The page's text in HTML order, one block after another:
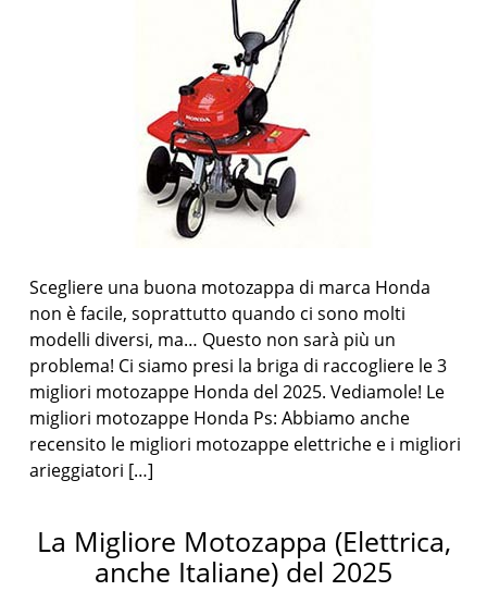
Scegliere una buona motozappa di marca Honda
non è facile, soprattutto quando ci sono molti
modelli diversi, ma… Questo non sarà più un
problema! Ci siamo presi la briga di raccogliere le 3
migliori motozappe Honda del 2025. Vediamole! Le
migliori motozappe Honda Ps: Abbiamo anche
recensito le migliori motozappe elettriche e i migliori
arieggiatori […]
La Migliore Motozappa (Elettrica,
anche Italiane) del 2025